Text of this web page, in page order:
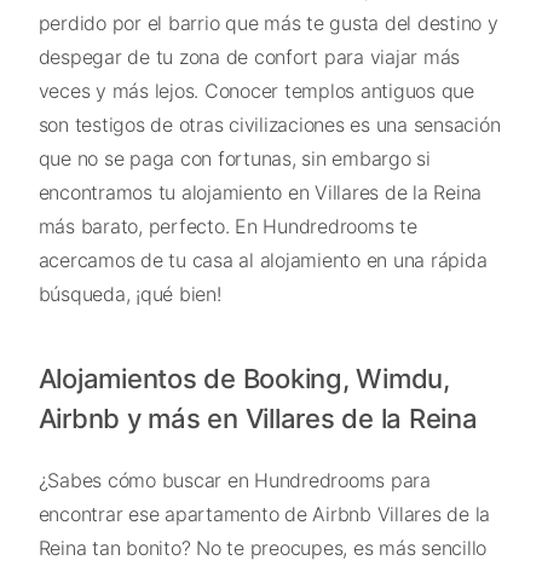
perdido por el barrio que más te gusta del destino y
despegar de tu zona de confort para viajar más
veces y más lejos. Conocer templos antiguos que
son testigos de otras civilizaciones es una sensación
que no se paga con fortunas, sin embargo si
encontramos tu alojamiento en Villares de la Reina
más barato, perfecto. En Hundredrooms te
acercamos de tu casa al alojamiento en una rápida
búsqueda, ¡qué bien!
Alojamientos de Booking, Wimdu,
Airbnb y más en Villares de la Reina
¿Sabes cómo buscar en Hundredrooms para
encontrar ese apartamento de Airbnb Villares de la
Reina tan bonito? No te preocupes, es más sencillo